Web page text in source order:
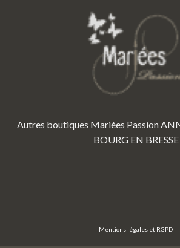
Autres boutiques Mariées Passion
BOURG EN BRESSE
Mentions légales et RGPD